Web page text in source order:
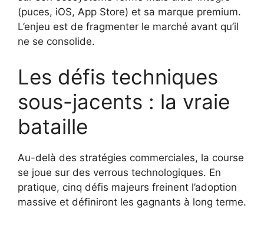
(puces, iOS, App Store) et sa marque premium.
L’enjeu est de fragmenter le marché avant qu’il
ne se consolide.
Les défis techniques
sous-jacents : la vraie
bataille
Au-delà des stratégies commerciales, la course
se joue sur des verrous technologiques. En
pratique, cinq défis majeurs freinent l’adoption
massive et définiront les gagnants à long terme.